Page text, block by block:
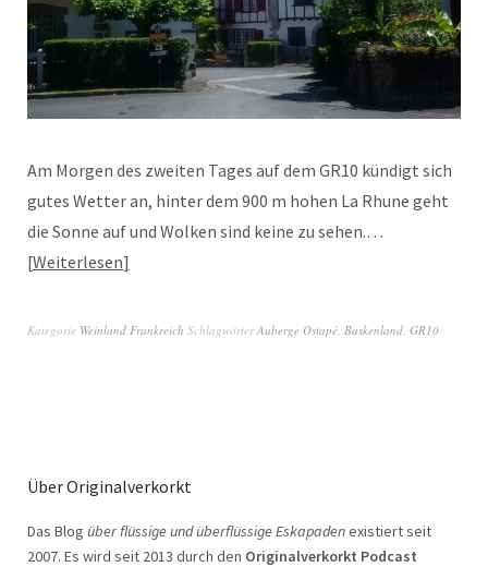
Am Morgen des zweiten Tages auf dem GR10 kündigt sich
gutes Wetter an, hinter dem 900 m hohen La Rhune geht
die Sonne auf und Wolken sind keine zu sehen.…
Weiterlesen
Kategorie Weinland Frankreich SchlagwörterAuberge Ostapé Baskenland GR10
Über Originalverkorkt
Das Blog über flüssige und überflüssige Eskapadenexistiert seit
2007. Es wird seit 2013 durch den Originalverkorkt Podcast